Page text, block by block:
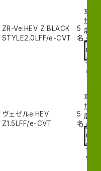
ZR-Ve:HEV Z BLACK
STYLE2.0LFF/e-CVT
5
名
草
加
店試
乗
申
込
み
ヴェゼルe:HEV
Z1.5LFF/e-CVT
5
名
草
加
店試
乗
申
込
み